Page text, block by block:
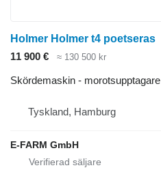
Holmer Holmer t4 poetseras
11 900 €
≈ 130 500 kr
Skördemaskin - morotsupptagare
Tyskland, Hamburg
E-FARM GmbH